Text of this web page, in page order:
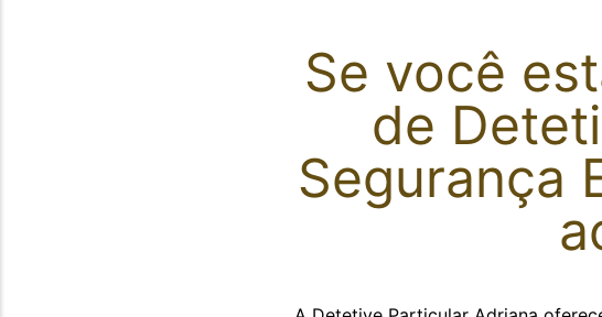
Se você
de
Segurança